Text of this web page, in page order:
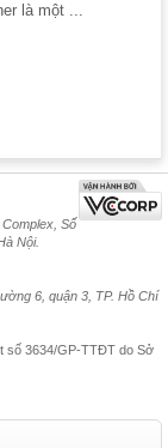
là một ...
Số
Nội.
6, quận 3, TP. Hồ Chí
số 3634/GP-TTĐT do Sở